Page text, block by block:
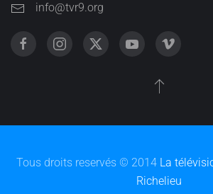
info@tvr9.org
Tous droits reservés © 2014 La
Richelieu